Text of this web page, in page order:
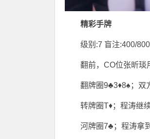
精彩手牌
级别:7 盲注:400/
翻前，CO位张昕琰
翻牌圈9♣3♦8♠；双
转牌圈T♦；程涛继
河牌圈7♣；程涛拿